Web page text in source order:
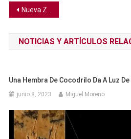
Navegación
de
entradas
Nueva Zelanda llega a los 100 días sin casos de COVID-19
NOTICIAS Y ARTÍCULOS
Una Hembra De Cocodrilo Da A Luz
junio 8, 2023 Miguel Moreno